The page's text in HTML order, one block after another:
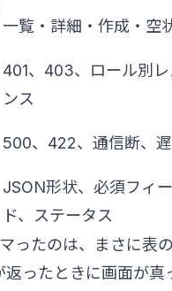
一覧・詳細・作成・空
401、403、ロール別レ
ンス
500、422、通信断、
JSON形状、必須フィ
ド、ステータス
ったのは、まさに表
返ったときに画面が真